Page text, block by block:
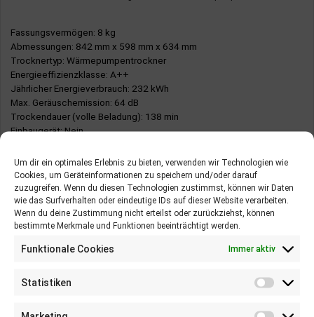
Um dir ein optimales Erlebnis zu bieten, verwenden wir Technologien wie
Cookies, um Geräteinformationen zu speichern und/oder darauf
zuzugreifen. Wenn du diesen Technologien zustimmst, können wir Daten
wie das Surfverhalten oder eindeutige IDs auf dieser Website verarbeiten.
Wenn du deine Zustimmung nicht erteilst oder zurückziehst, können
bestimmte Merkmale und Funktionen beeinträchtigt werden.
Funktionale Cookies Immer aktiv
Statistiken
NACHTEILE:
Bisher keine Nachteile gefunden
Fassungsvermögen: 8 kg
Abmessungen: 842 mm x 598 mm x 634 mm
Trocknertyp: Wärmepumpentrockner
Energieeffizienzklasse: A++
Jährlicher Energieverbrauch: 232 kWh
Max. Geräuschemission: 64 dB
Trockendauer (volle Beladung): 138 min
Einbaugerät: Nein
PREIS PRÜFEN AUF AMAZON*
Hinzufügen um zu vergleichen